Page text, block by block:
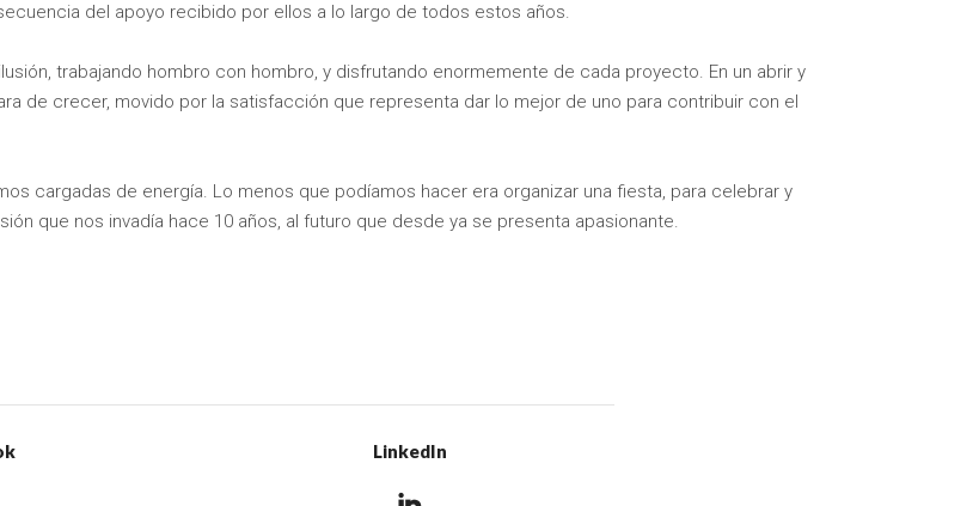
del apoyo recibido por ellos a lo largo de todos estos años.
trabajando hombro con hombro, y disfrutando enormemente de cada proyecto. En un abrir y
de crecer, movido por la satisfacción que representa dar lo mejor de uno para contribuir con el
cargadas de energía. Lo menos que podíamos hacer era organizar una fiesta, para celebrar y
que nos invadía hace 10 años, al futuro que desde ya se presenta apasionante.
LinkedIn